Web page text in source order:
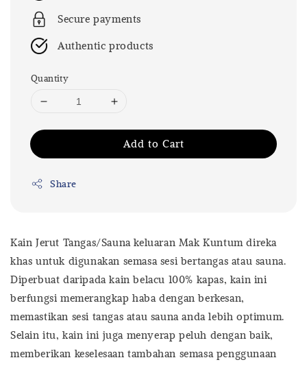
Secure payments
Authentic products
Quantity
Add to Cart
Share
Kain Jerut Tangas/Sauna keluaran Mak Kuntum direka
khas untuk digunakan semasa sesi bertangas atau sauna.
Diperbuat daripada kain belacu 100% kapas, kain ini
berfungsi memerangkap haba dengan berkesan,
memastikan sesi tangas atau sauna anda lebih optimum.
Selain itu, kain ini juga menyerap peluh dengan baik,
memberikan keselesaan tambahan semasa penggunaan